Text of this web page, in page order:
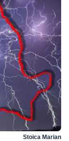
Stoica Marian